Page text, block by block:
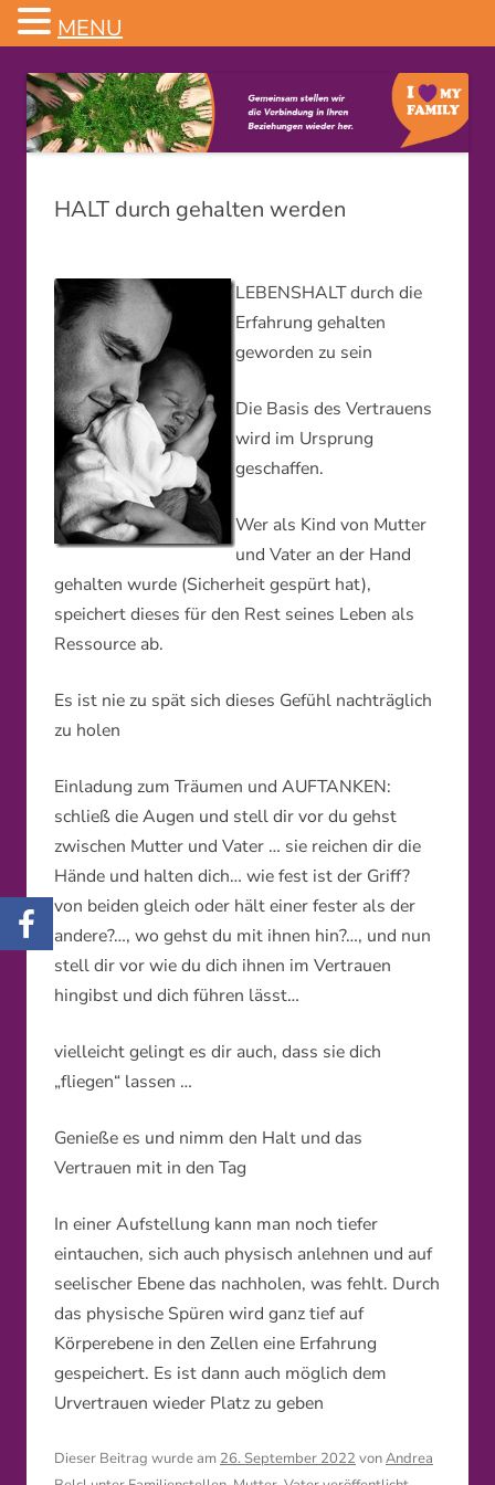
HALT durch gehalten werden
LEBENSHALT durch die
Erfahrung gehalten
geworden zu sein
Die Basis des Vertrauens
wird im Ursprung
geschaffen.
Wer als Kind von Mutter
und Vater an der Hand
gehalten wurde (Sicherheit gespürt hat),
speichert dieses für den Rest seines Leben als
Ressource ab.
Es ist nie zu spät sich dieses Gefühl nachträglich
zu holen
Einladung zum Träumen und AUFTANKEN:
schließ die Augen und stell dir vor du gehst
zwischen Mutter und Vater … sie reichen dir die
Hände und halten dich… wie fest ist der Griff?
von beiden gleich oder hält einer fester als der
andere?…, wo gehst du mit ihnen hin?…, und nun
stell dir vor wie du dich ihnen im Vertrauen
hingibst und dich führen lässt…
vielleicht gelingt es dir auch, dass sie dich
„fliegen“ lassen …
Genieße es und nimm den Halt und das
Vertrauen mit in den Tag
In einer Aufstellung kann man noch tiefer
eintauchen, sich auch physisch anlehnen und auf
seelischer Ebene das nachholen, was fehlt. Durch
das physische Spüren wird ganz tief auf
Körperebene in den Zellen eine Erfahrung
gespeichert. Es ist dann auch möglich dem
Urvertrauen wieder Platz zu geben
Dieser Beitrag wurde am 26. September 2022 vonAndrea
MENU